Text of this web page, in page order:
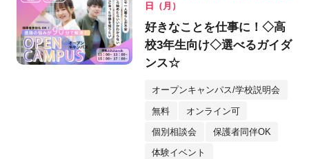
日（月）
好きなことを仕事に！◇高
校3年生向け◇選べるガイダ
ンス☆
オープンキャンパス/学校説明会
無料 オンライン可
個別相談会 保護者同伴OK
体験イベント